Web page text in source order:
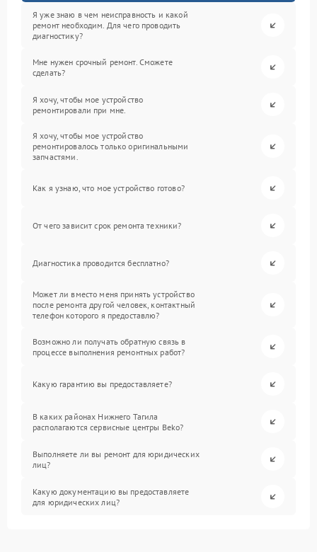
Я уже знаю в чем неисправность и какой
ремонт необходим. Для чего проводить
диагностику?
Мне нужен срочный ремонт. Сможете
сделать?
Я хочу, чтобы мое устройство
ремонтировали при мне.
Я хочу, чтобы мое устройство
ремонтировалось только оригинальными
запчастями.
Как я узнаю, что мое устройство готово?
От чего зависит срок ремонта техники?
Диагностика проводится бесплатно?
Может ли вместо меня принять устройство
после ремонта другой человек, контактный
телефон которого я предоставлю?
Возможно ли получать обратную связь в
процессе выполнения ремонтных работ?
Какую гарантию вы предоставляете?
В каких районах Нижнего Тагила
располагаются сервисные центры Beko?
Выполняете ли вы ремонт для юридических
лиц?
Какую документацию вы предоставляете
для юридических лиц?